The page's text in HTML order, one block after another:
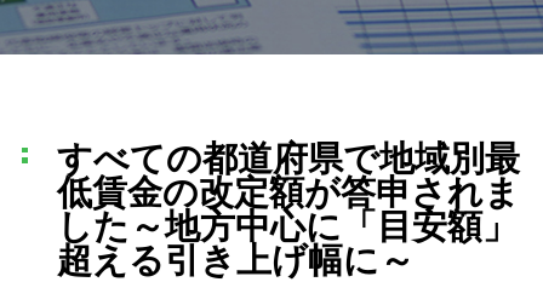
すべての都道府県で地域別最
低賃金の改定額が答申されま
した～地方中心に「目安額」
超える引き上げ幅に～